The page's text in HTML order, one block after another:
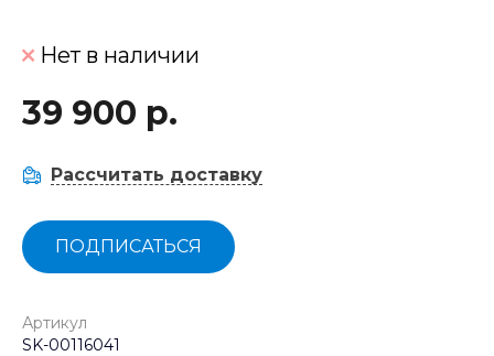
Нет в наличии
39 900 р.
Рассчитать доставку
ПОДПИСАТЬСЯ
Артикул
SK-00116041